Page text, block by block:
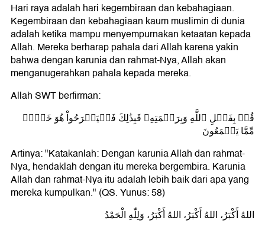
Hari raya adalah hari kegembiraan dan kebahagiaan.
Kegembiraan dan kebahagiaan kaum muslimin di dunia
adalah ketika mampu menyempurnakan ketaatan kepada
Allah. Mereka berharap pahala dari Allah karena yakin
bahwa dengan karunia dan rahmat-Nya, Allah akan
menganugerahkan pahala kepada mereka.
Allah SWT berfirman:
قُلۡ بِفَضۡلِ ٱللَّهِ وَبِرَحۡمَتِهِۦ فَبِذَٰلِكَ فَلۡيَفۡرَحُواْ هُوَ خَيۡرٞ
مِّمَّا يَجۡمَعُونَ
Artinya: "Katakanlah: Dengan karunia Allah dan rahmat-
Nya, hendaklah dengan itu mereka bergembira. Karunia
Allah dan rahmat-Nya itu adalah lebih baik dari apa yang
mereka kumpulkan." (QS. Yunus: 58)
اللهُ أَكْبَرُ، اللهُ أَكْبَرُ، اللهُ أَكْبَرُ، وَلِلّٰهِ الْحَمْدُ